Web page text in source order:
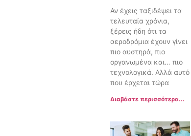
Αν έχεις ταξιδέψει τα
τελευταία χρόνια,
ξέρεις ήδη ότι τα
αεροδρόμια έχουν γίνει
πιο αυστηρά, πιο
οργανωμένα και… πιο
τεχνολογικά. Αλλά αυτό
που έρχεται τώρα
Διαβάστε περισσότερα...